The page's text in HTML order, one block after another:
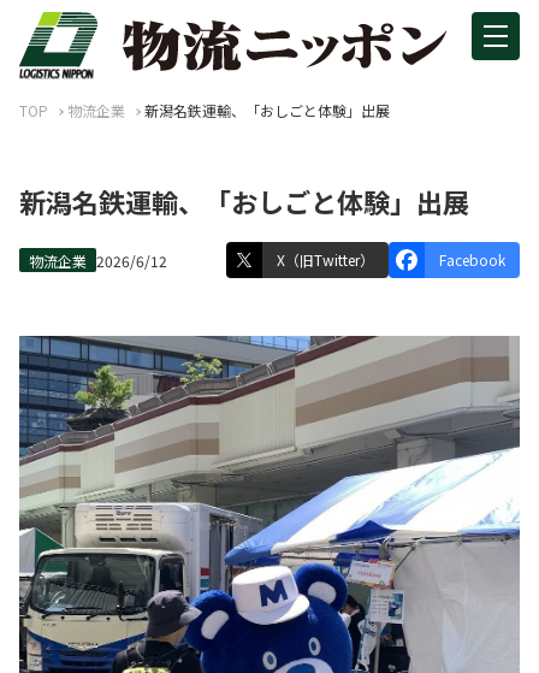
TOP 物流企業 新潟名鉄運輸、「おしごと体験」出展
新潟名鉄運輸、「おしごと体験」出展
物流企業 2026/6/12 X（旧Twitter） Facebook